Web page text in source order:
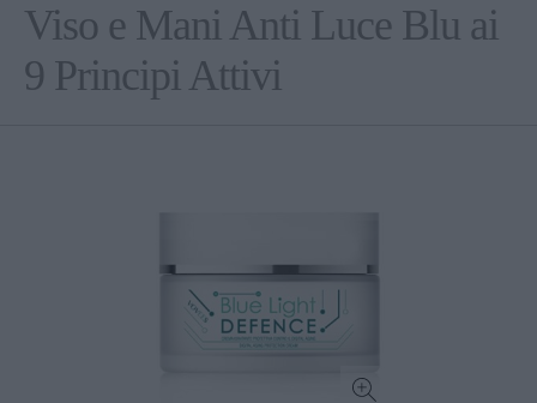
Viso e Mani Anti Luce Blu ai
9 Principi Attivi